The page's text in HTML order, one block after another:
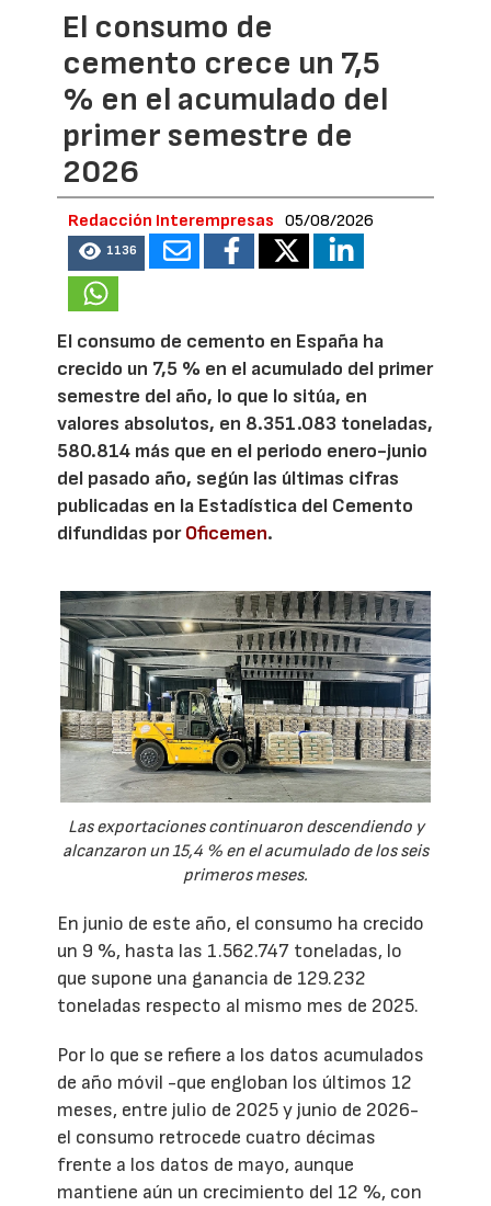
El consumo de
cemento crece un 7,5
% en el acumulado del
primer semestre de
2026
Redacción Interempresas 05/08/2026
1136
El consumo de cemento en España ha
crecido un 7,5 % en el acumulado del primer
semestre del año, lo que lo sitúa, en
valores absolutos, en 8.351.083 toneladas,
580.814 más que en el periodo enero-junio
del pasado año, según las últimas cifras
publicadas en la Estadística del Cemento
difundidas porOficemen.
Las exportaciones continuaron descendiendo y
alcanzaron un 15,4 % en el acumulado de los seis
primeros meses.
En junio de este año, el consumo ha crecido
un 9 %, hasta las 1.562.747 toneladas, lo
que supone una ganancia de 129.232
toneladas respecto al mismo mes de 2025.
Por lo que se refiere a los datos acumulados
de año móvil -que engloban los últimos 12
meses, entre julio de 2025 y junio de 2026-
el consumo retrocede cuatro décimas
frente a los datos de mayo, aunque
mantiene aún un crecimiento del 12 %, con